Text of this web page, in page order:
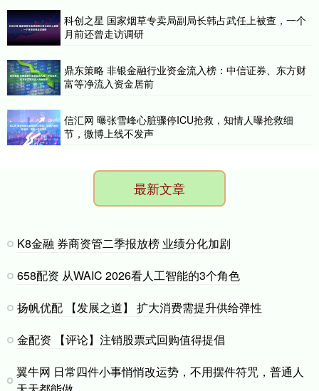
科创之星 国家烟草专卖局副局长韩占武任上被查，一个
月前还曾走访调研
鼎东策略 非银金融行业资金流入榜：中信证券、东方财
富等净流入资金居前
信汇网 曝张雪峰心脏骤停ICU抢救，知情人曝抢救细
节，微博上线不发声
最新文章
K8金融 券商资管二季报放榜 业绩分化加剧
658配资 从WAIC 2026看人工智能的3个角色
扬帆优配 【发展之道】 扩大消费需提升供给弹性
金配资 【评论】注销股票式回购值得提倡
翼牛网 日常四件小事悄悄改运势，不用摆件符咒，普通人